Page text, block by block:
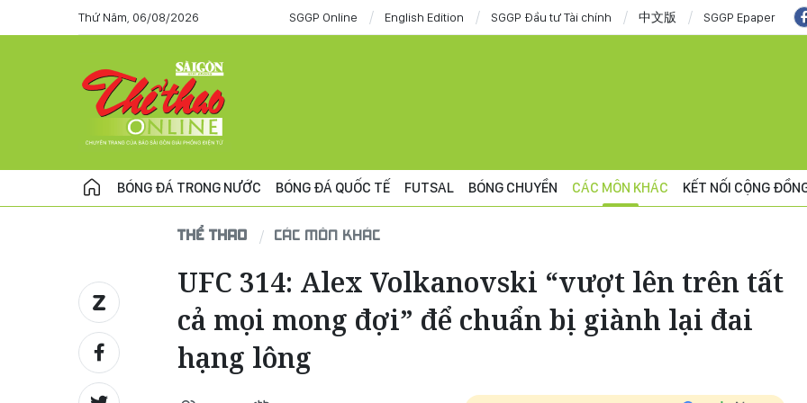
Thứ Năm, 06/08/2026 SGGP Online English Edition SGGP Đầu tư Tài chính 中文版 SGGP Epaper
BÓNG ĐÁ TRONG NƯỚC BÓNG ĐÁ QUỐC TẾ FUTSAL BÓNG CHUYỀN CÁC MÔN KHÁC KẾT NỐI CỘNG
THỂ THAO CÁC MÔN KHÁC
UFC 314: Alex Volkanovski “vượt lên trên tất
cả mọi mong đợi” để chuẩn bị giành lại đai
hạng lông